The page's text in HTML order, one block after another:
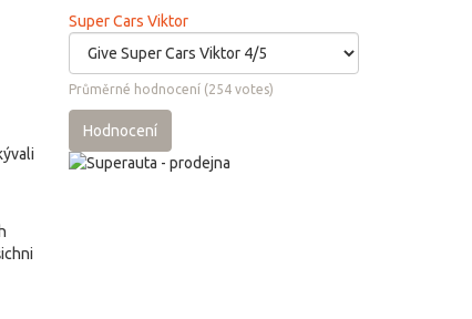
Super Cars Viktor
Průměrné hodnocení (254votes)
Hodnocení